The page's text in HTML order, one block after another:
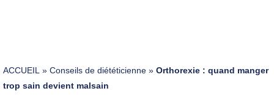
ACCUEIL » Conseils de diététicienne » Orthorexie : quand manger
trop sain devient malsain